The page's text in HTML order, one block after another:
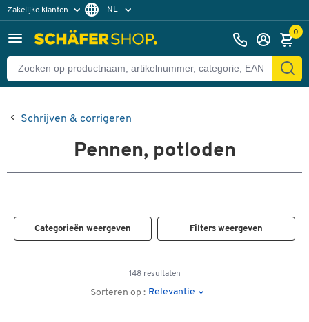
Zakelijke klanten
Particuliere klanten
NL
0
Schrijven & corrigeren
Pennen, potloden
Categorieën weergeven Filters weergeven
148 resultaten
Sorteren op : Relevantie